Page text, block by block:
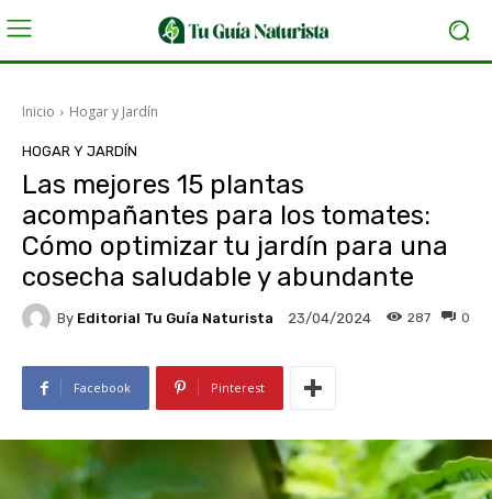
Inicio Hogar y Jardín
HOGAR Y JARDÍN
Las mejores 15 plantas
acompañantes para los tomates:
Cómo optimizar tu jardín para una
cosecha saludable y abundante
By Editorial Tu Guía Naturista 23/04/2024 0
287
Facebook Pinterest